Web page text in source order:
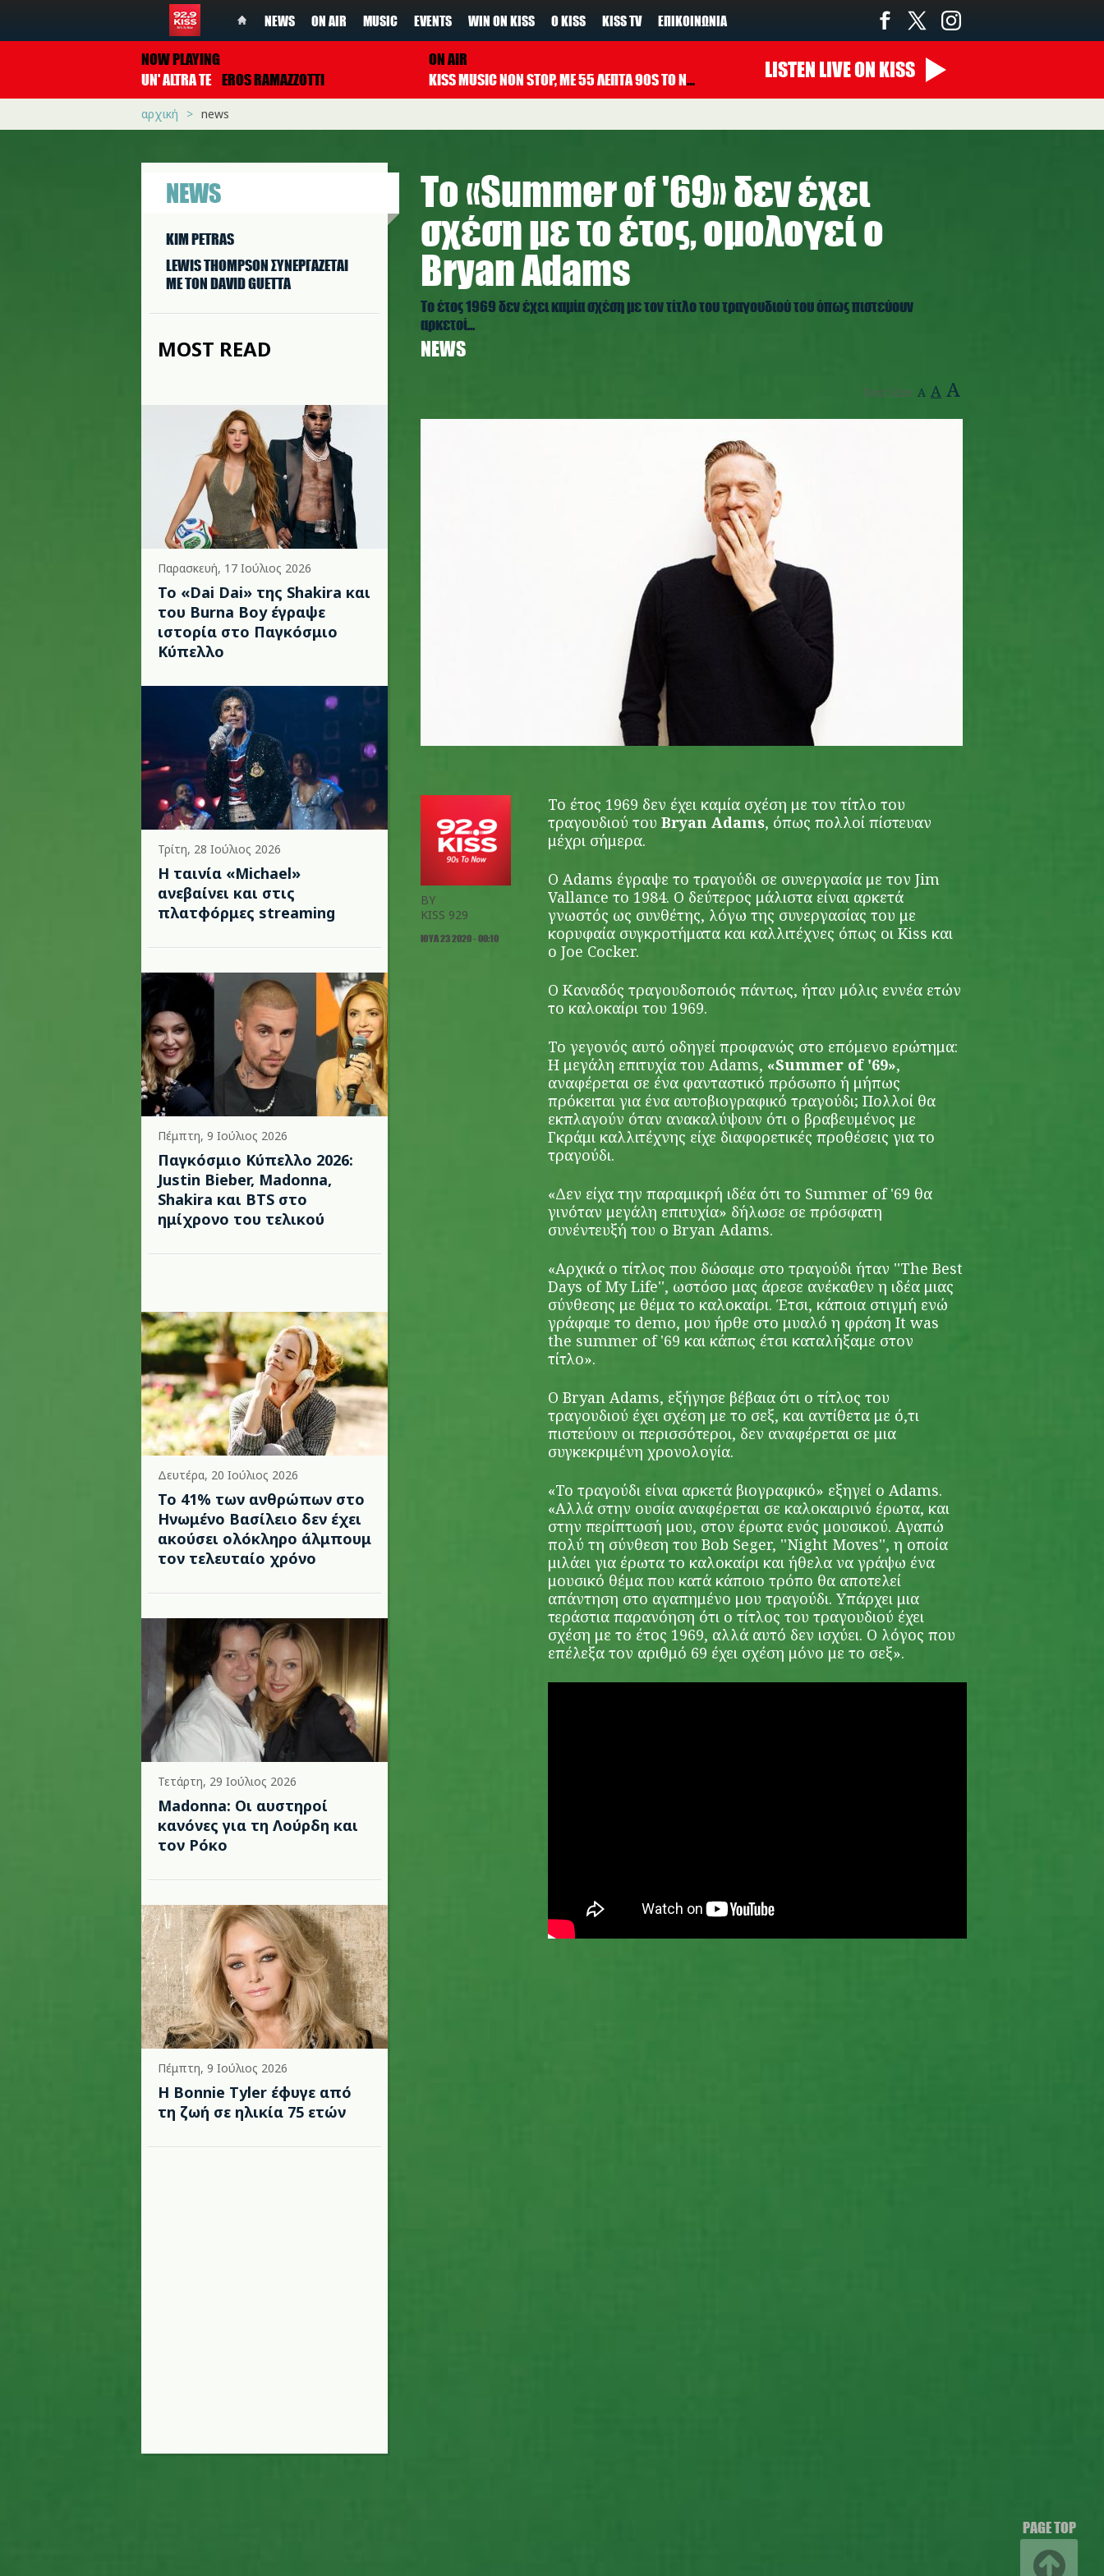
NEWS ON AIR MUSIC EVENTS WIN ON KISS Ο KISS KISS TV ΕΠΙΚΟΙΝΩΝΊΑ
NOW PLAYING
UN' ALTRA TE EROS RAMAZZOTTI
ON AIR
KISS MUSIC NON STOP, ΜΕ 55 ΛΕΠΤΑ 90S TO NOW ΚΑΘΕ ΩΡΑ
00:00 - 07:00
LISTEN LIVEON KISS
αρχική news
NEWS
KIM PETRAS
LEWIS THOMPSON ΣΥΝΕΡΓAΖΕΤΑΙ
ΜΕ ΤΟΝ DAVID GUETTA
MOST READ
Παρασκευή, 17 Ιούλιος 2026
To «Dai Dai» της Shakira και
του Burna Boy έγραψε
ιστορία στο Παγκόσμιο
Κύπελλο
Τρίτη, 28 Ιούλιος 2026
Η ταινία «Michael»
ανεβαίνει και στις
πλατφόρμες streaming
Πέμπτη, 9 Ιούλιος 2026
Παγκόσμιο Κύπελλο 2026:
Justin Bieber, Madonna,
Shakira και BTS στο
ημίχρονο του τελικού
Δευτέρα, 20 Ιούλιος 2026
Το 41% των ανθρώπων στο
Ηνωμένο Βασίλειο δεν έχει
ακούσει ολόκληρο άλμπουμ
τον τελευταίο χρόνο
Τετάρτη, 29 Ιούλιος 2026
Madonna: Οι αυστηροί
κανόνες για τη Λούρδη και
τον Ρόκο
Πέμπτη, 9 Ιούλιος 2026
Η Bonnie Tyler έφυγε από
τη ζωή σε ηλικία 75 ετών
Το «Summer of '69» δεν έχει
σχέση με το έτος, ομολογεί ο
Bryan Adams
Το έτος 1969 δεν έχει καμία σχέση με τον τίτλο του τραγουδιού του όπως πιστεύουν
αρκετοί...
NEWS
Text Size: A A A
bryan-adams-12.jpg
BY
KISS 929
ΙΟΥΛ 23 2020 - 00:10
Το έτος 1969 δεν έχει καμία σχέση με τον τίτλο του
τραγουδιού του Bryan Adams, όπως πολλοί πίστευαν
μέχρι σήμερα.
Ο Adams έγραψε το τραγούδι σε συνεργασία με τον Jim
Vallance το 1984. Ο δεύτερος μάλιστα είναι αρκετά
γνωστός ως συνθέτης, λόγω της συνεργασίας του με
κορυφαία συγκροτήματα και καλλιτέχνες όπως οι Kiss και
ο Joe Cocker.
Ο Καναδός τραγουδοποιός πάντως, ήταν μόλις εννέα ετών
το καλοκαίρι του 1969.
Το γεγονός αυτό οδηγεί προφανώς στο επόμενο ερώτημα:
Η μεγάλη επιτυχία του Adams, «Summer of '69»,
αναφέρεται σε ένα φανταστικό πρόσωπο ή μήπως
πρόκειται για ένα αυτοβιογραφικό τραγούδι; Πολλοί θα
εκπλαγούν όταν ανακαλύψουν ότι ο βραβευμένος με
Γκράμι καλλιτέχνης είχε διαφορετικές προθέσεις για το
τραγούδι.
«Δεν είχα την παραμικρή ιδέα ότι το Summer of '69 θα
γινόταν μεγάλη επιτυχία» δήλωσε σε πρόσφατη
συνέντευξή του ο Bryan Adams.
«Αρχικά ο τίτλος που δώσαμε στο τραγούδι ήταν ''The Best
Days of My Life'', ωστόσο μας άρεσε ανέκαθεν η ιδέα μιας
σύνθεσης με θέμα το καλοκαίρι. Έτσι, κάποια στιγμή ενώ
γράφαμε το demo, μου ήρθε στο μυαλό η φράση It was
the summer of '69 και κάπως έτσι καταλήξαμε στον
τίτλο».
Ο Bryan Adams, εξήγησε βέβαια ότι ο τίτλος του
τραγουδιού έχει σχέση με το σεξ, και αντίθετα με ό,τι
πιστεύουν οι περισσότεροι, δεν αναφέρεται σε μια
συγκεκριμένη χρονολογία.
«Το τραγούδι είναι αρκετά βιογραφικό» εξηγεί ο Adams.
«Αλλά στην ουσία αναφέρεται σε καλοκαιρινό έρωτα, και
στην περίπτωσή μου, στον έρωτα ενός μουσικού. Αγαπώ
πολύ τη σύνθεση του Bob Seger, ''Night Moves'', η οποία
μιλάει για έρωτα το καλοκαίρι και ήθελα να γράψω ένα
μουσικό θέμα που κατά κάποιο τρόπο θα αποτελεί
απάντηση στο αγαπημένο μου τραγούδι. Υπάρχει μια
τεράστια παρανόηση ότι ο τίτλος του τραγουδιού έχει
σχέση με το έτος 1969, αλλά αυτό δεν ισχύει. Ο λόγος που
επέλεξα τον αριθμό 69 έχει σχέση μόνο με το σεξ».
PAGE TOP